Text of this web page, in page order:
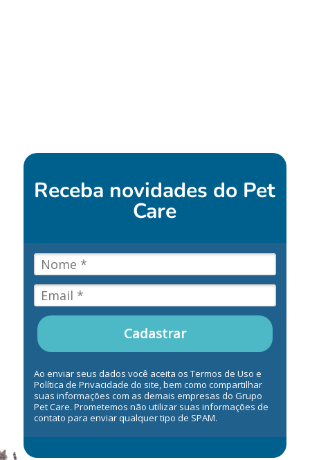
Receba novidades do Pet
Care
Cadastrar
Ao enviar seus dados você aceita os Termos de Uso e
Política de Privacidade do site, bem como compartilhar
suas informações com as demais empresas do Grupo
Pet Care. Prometemos não utilizar suas informações de
contato para enviar qualquer tipo de SPAM.